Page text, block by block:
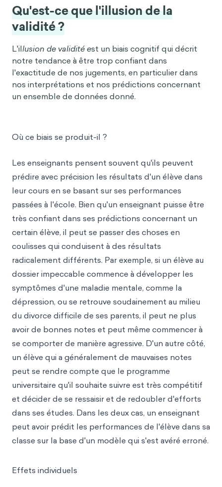
Qu'est-ce que l'illusion de la
validité ?
L'illusion de validité est un biais cognitif qui décrit
notre tendance à être trop confiant dans
l'exactitude de nos jugements, en particulier dans
nos interprétations et nos prédictions concernant
un ensemble de données donné.
Où ce biais se produit-il ?
Les enseignants pensent souvent qu'ils peuvent
prédire avec précision les résultats d'un élève dans
leur cours en se basant sur ses performances
passées à l'école. Bien qu'un enseignant puisse être
très confiant dans ses prédictions concernant un
certain élève, il peut se passer des choses en
coulisses qui conduisent à des résultats
radicalement différents. Par exemple, si un élève au
dossier impeccable commence à développer les
symptômes d'une maladie mentale, comme la
dépression, ou se retrouve soudainement au milieu
du divorce difficile de ses parents, il peut ne plus
avoir de bonnes notes et peut même commencer à
se comporter de manière agressive. D'un autre côté,
un élève qui a généralement de mauvaises notes
peut se rendre compte que le programme
universitaire qu'il souhaite suivre est très compétitif
et décider de se ressaisir et de redoubler d'efforts
dans ses études. Dans les deux cas, un enseignant
peut avoir prédit les performances de l'élève dans sa
classe sur la base d'un modèle qui s'est avéré erroné.
Effets individuels